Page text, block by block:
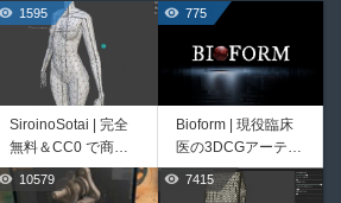
1595
SiroinoSotai | 完全
無料＆CC0 で商用
利用OKなVRChat向
け共通素体3Dモデ
775
Bioform | 現役臨床
医の3DCGアーティ
ストが実際の解剖学
に基づいて構築した
414
10579 7415